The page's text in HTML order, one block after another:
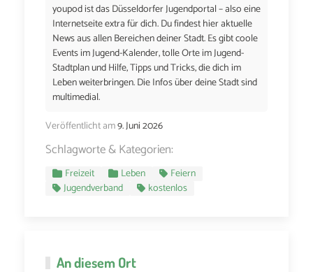
youpod ist das Düsseldorfer Jugendportal – also eine
Internetseite extra für dich. Du findest hier aktuelle
News aus allen Bereichen deiner Stadt. Es gibt coole
Events im Jugend-Kalender, tolle Orte im Jugend-
Stadtplan und Hilfe, Tipps und Tricks, die dich im
Leben weiterbringen. Die Infos über deine Stadt sind
multimedial.
Veröffentlicht am9. Juni 2026
Schlagworte & Kategorien:
Freizeit Leben
Feiern
Jugendverband
kostenlos
An diesem Ort